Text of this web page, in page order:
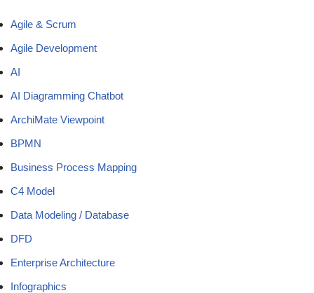
Agile & Scrum
Agile Development
AI
AI Diagramming Chatbot
ArchiMate Viewpoint
BPMN
Business Process Mapping
C4 Model
Data Modeling / Database
DFD
Enterprise Architecture
Infographics